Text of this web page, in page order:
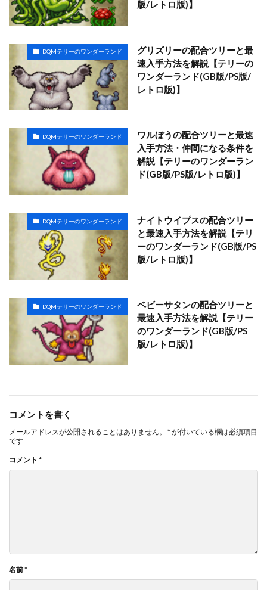
版/レトロ版)】
DQMテリーのワンダーランド
グリズリーの配合ツリーと最
速入手方法を解説【テリーの
ワンダーランド(GB版/PS版/
レトロ版)】
DQMテリーのワンダーランド
ワルぼうの配合ツリーと最速
入手方法・仲間になる条件を
解説【テリーのワンダーラン
ド(GB版/PS版/レトロ版)】
DQMテリーのワンダーランド
ナイトウイプスの配合ツリー
と最速入手方法を解説【テリ
ーのワンダーランド(GB版/PS
版/レトロ版)】
DQMテリーのワンダーランド
ベビーサタンの配合ツリーと
最速入手方法を解説【テリー
のワンダーランド(GB版/PS
版/レトロ版)】
コメントを書く
メールアドレスが公開されることはありません。 *が付いている欄は必須項目
です
コメント *
名前*